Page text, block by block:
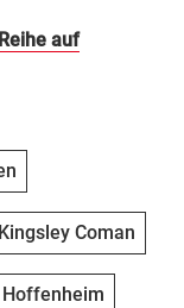
auf
Kingsley Coman
Hoffenheim